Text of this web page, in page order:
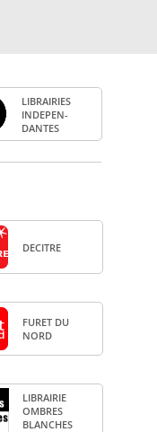
LIBRAI­RIES
INDE­PEN­
DANTES
DECITRE
FURET DU
NORD
LIBRAI­RIE
OMBRES
BLANCHES